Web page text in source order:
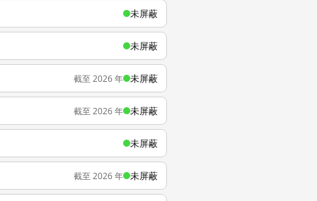
未屏蔽
未屏蔽
截至 2026 年 未屏蔽
截至 2026 年 未屏蔽
未屏蔽
截至 2026 年 未屏蔽